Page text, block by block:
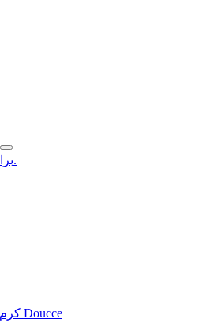
برای محصولات بیشتر کلیک کنید.